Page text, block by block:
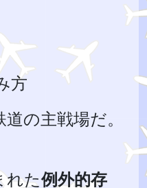
方
の主戦場だ。
れた例外的存